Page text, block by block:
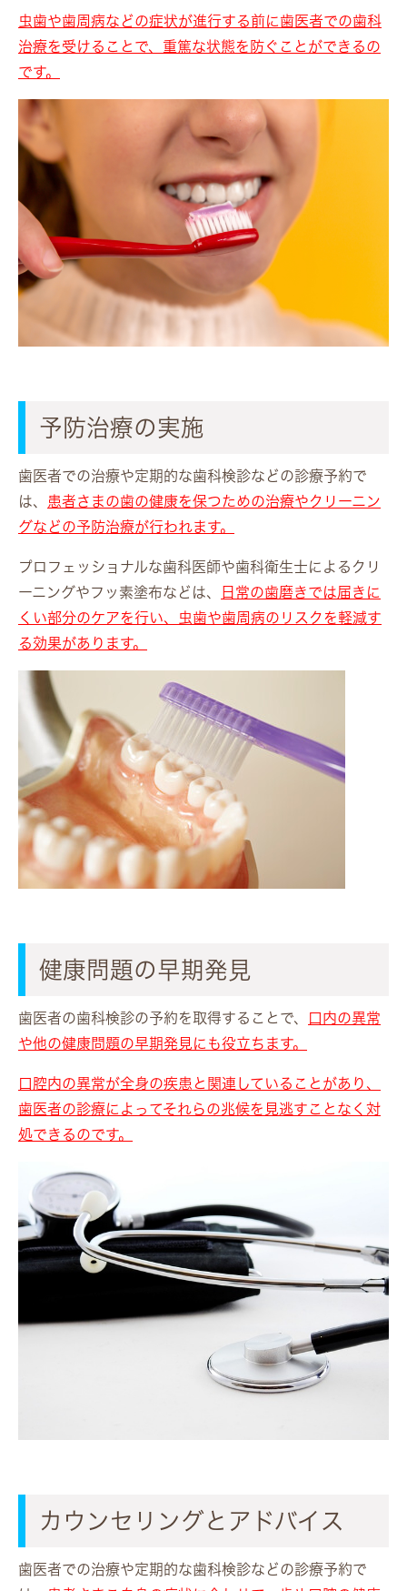
虫歯や歯周病などの症状が進行する前に歯医者での歯科
治療を受けることで、重篤な状態を防ぐことができるの
です。
予防治療の実施
歯医者での治療や定期的な歯科検診などの診療予約で
は、
患者さまの歯の健康を保つための治療やクリーニン
グなどの予防治療が行われます。
プロフェッショナルな歯科医師や歯科衛生士によるクリ
ーニングやフッ素塗布などは、
日常の歯磨きでは届きに
くい部分のケアを行い、虫歯や歯周病のリスクを軽減す
る効果があります。
健康問題の早期発見
歯医者の歯科検診の予約を取得することで、
口内の異常
や他の健康問題の早期発見にも役立ちます。
口腔内の異常が全身の疾患と関連していることがあり、
歯医者の診療によってそれらの兆候を見逃すことなく対
処できるのです。
カウンセリングとアドバイス
歯医者での治療や定期的な歯科検診などの診療予約で